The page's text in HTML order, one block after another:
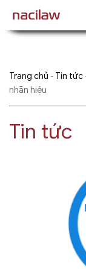
Trang chủ - Tin tức
nhãn hiệu
Tin tức